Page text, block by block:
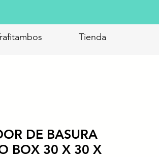
Tienda
DE BASURA
BOX 30 X 30 X